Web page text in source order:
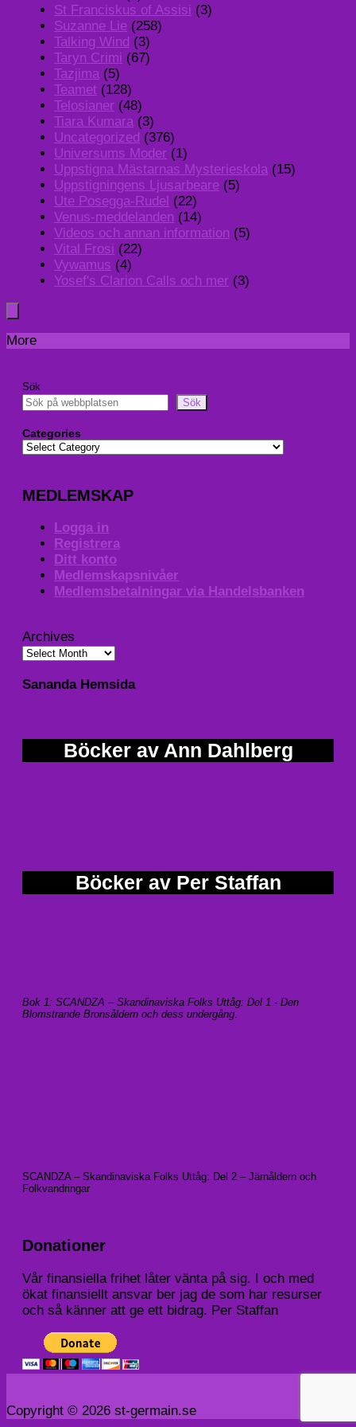
St Franciskus of Assisi (3)
Suzanne Lie (258)
Talking Wind (3)
Taryn Crimi (67)
Tazjima (5)
Teamet (128)
Telosianer (48)
Tiara Kumara (3)
Uncategorized (376)
Universums Moder (1)
Uppstigna Mästarnas Mysterieskola (15)
Uppstigningens Ljusarbeare (5)
Ute Posegga-Rudel (22)
Venus-meddelanden (14)
Videos och annan information (5)
Vital Frosi (22)
Vywamus (4)
Yosef's Clarion Calls och mer (3)
More
Sök
Sök
Categories
MEDLEMSKAP
Logga in
Registrera
Ditt konto
Medlemskapsnivåer
Medlemsbetalningar via Handelsbanken
Archives
Sananda Hemsida
Böcker av Ann Dahlberg
Böcker av Per Staffan
Bok 1: SCANDZA – Skandinaviska Folks Uttåg: Del 1 - Den
Blomstrande Bronsåldern och dess undergång
SCANDZA – Skandinaviska Folks Uttåg: Del 2 – Järnåldern och
Folkvandringar
Donationer
Vår finansiella frihet låter vänta på sig. I och med
ökat finansiellt ansvar ber jag de som har resurser
och så känner att ge ett bidrag. Per Staffan
Copyright © 2026 st-germain.se